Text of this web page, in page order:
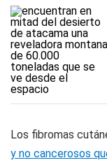
Los fibromas
y no cancerosos